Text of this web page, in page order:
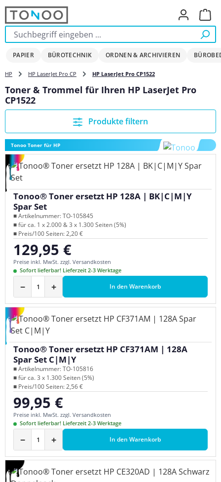
Zum Hauptinhalt springen
PAPIER BÜROTECHNIK ORDNEN & ARCHIVIEREN
HP HP LaserJet Pro CP HP LaserJet Pro CP1522
Toner & Trommel für Ihren HP LaserJet Pro
CP1522
Produkte filtern
Tonoo Toner für HP
Tonoo® Toner ersetzt HP 128A | BK|C|M|Y
Spar Set
■ Artikelnummer: TO-105845
■ für ca. 1 x 2.000 & 3 x 1.300 Seiten (5%)
■ Preis/100 Seiten: 2,20 €
Regulärer Preis:
129,95 €
Preise inkl. MwSt. zzgl. Versandkosten
Sofort lieferbar! Lieferzeit 2-3 Werktage
− + In den Warenkorb
Tonoo® Toner ersetzt HP CF371AM | 128A
Spar Set C|M|Y
■ Artikelnummer: TO-105816
■ für ca. 3 x 1.300 Seiten (5%)
■ Preis/100 Seiten: 2,56 €
Regulärer Preis:
99,95 €
Preise inkl. MwSt. zzgl. Versandkosten
Sofort lieferbar! Lieferzeit 2-3 Werktage
− + In den Warenkorb